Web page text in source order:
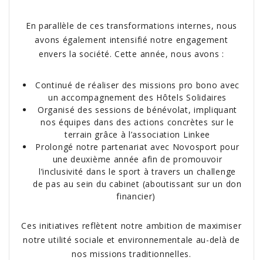
En parallèle de ces transformations internes, nous
avons également intensifié notre engagement
envers la société. Cette année, nous avons :
Continué de réaliser des missions pro bono avec
un accompagnement des Hôtels Solidaires
Organisé des sessions de bénévolat, impliquant
nos équipes dans des actions concrètes sur le
terrain grâce à l’association Linkee
Prolongé notre partenariat avec Novosport pour
une deuxième année afin de promouvoir
l’inclusivité dans le sport à travers un challenge
de pas au sein du cabinet (aboutissant sur un don
financier)
Ces initiatives reflètent notre ambition de maximiser
notre utilité sociale et environnementale au-delà de
nos missions traditionnelles.